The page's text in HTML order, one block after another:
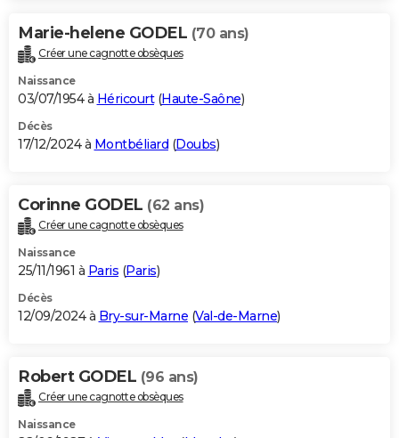
Marie-helene GODEL (70 ans)
Créer une cagnotte obsèques
Naissance
03/07/1954 à Héricourt(Haute-Saône)
Décès
17/12/2024 à Montbéliard (Doubs)
Corinne GODEL (62 ans)
Créer une cagnotte obsèques
Naissance
25/11/1961 à Paris (Paris)
Décès
12/09/2024 à Bry-sur-Marne (Val-de-Marne)
Robert GODEL (96 ans)
Créer une cagnotte obsèques
Naissance